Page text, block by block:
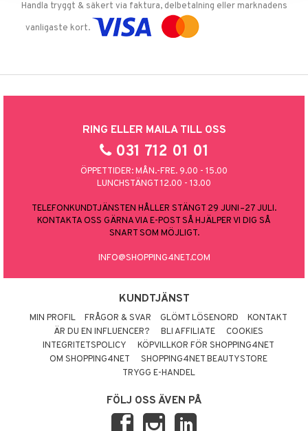
Handla tryggt & säkert via faktura, delbetalning eller marknadens
vanligaste kort.
RING ELLER MAILA TILL OSS
031 712 01 01
ÖPPETTIDER: MÅN.-FRE. 9.00 - 15.00
LUNCHSTÄNGT 12.00 - 13.00
TELEFONKUNDTJÄNSTEN HÅLLER STÄNGT 29 JUNI–27 JULI.
KONTAKTA OSS GÄRNA VIA E-POST SÅ HJÄLPER VI DIG SÅ
SNART SOM MÖJLIGT.
INFO@SHOPPING4NET.COM
KUNDTJÄNST
MIN PROFIL FRÅGOR & SVAR GLÖMT LÖSENORD
KONTAKT
ÄR DU EN INFLUENCER?
BLI AFFILIATE
COOKIES
INTEGRITETSPOLICY
KÖPVILLKOR FÖR SHOPPING4NET
OM SHOPPING4NET
SHOPPING4NET BEAUTYSTORE
TRYGG E-HANDEL
FÖLJ OSS ÄVEN PÅ